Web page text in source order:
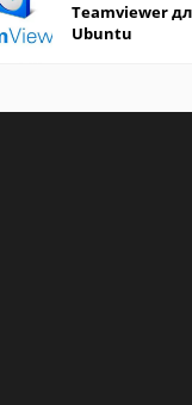
Teamviewer
Ubuntu